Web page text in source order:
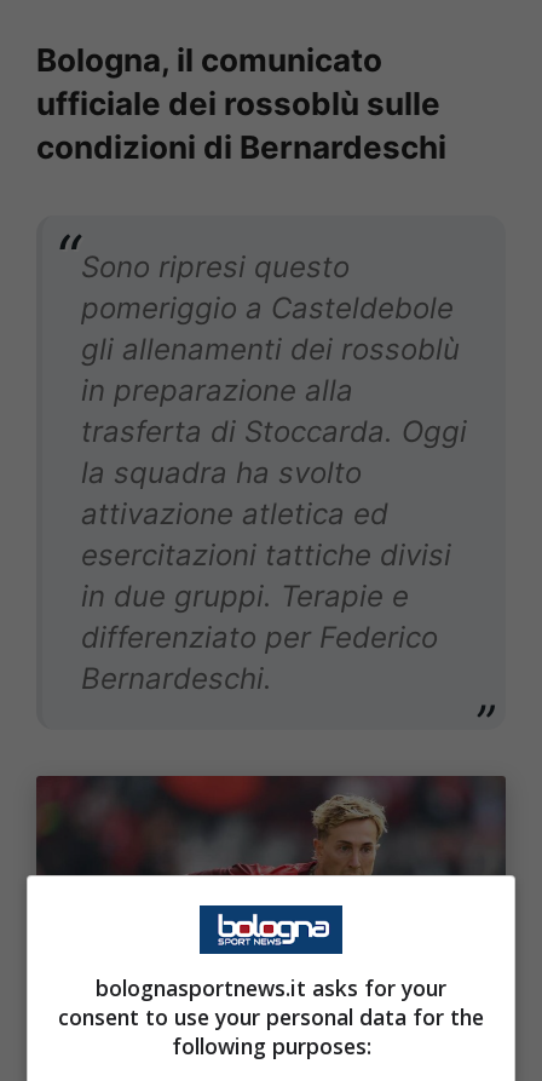
Bologna, il comunicato
ufficiale dei rossoblù sulle
condizioni di Bernardeschi
Sono ripresi questo
pomeriggio a Casteldebole
gli allenamenti dei rossoblù
in preparazione alla
trasferta di Stoccarda. Oggi
la squadra ha svolto
attivazione atletica ed
esercitazioni tattiche divisi
in due gruppi. Terapie e
differenziato per Federico
Bernardeschi.
Bologna, il comunicato ufficiale dei rossoblù sulle
condizioni di Bernardeschi. Bolognasportnews (Photo
bolognasportnews.it asks for your
consent to use your personal data for the
following purposes: